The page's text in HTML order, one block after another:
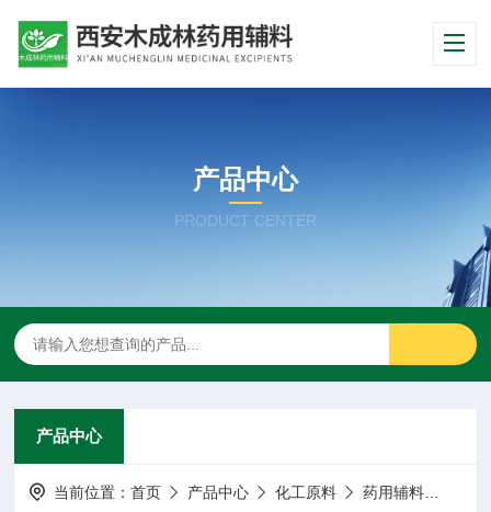
产品中心
PRODUCT CENTER
产品中心
当前位置：首页 产品中心 化工原料 药用辅料